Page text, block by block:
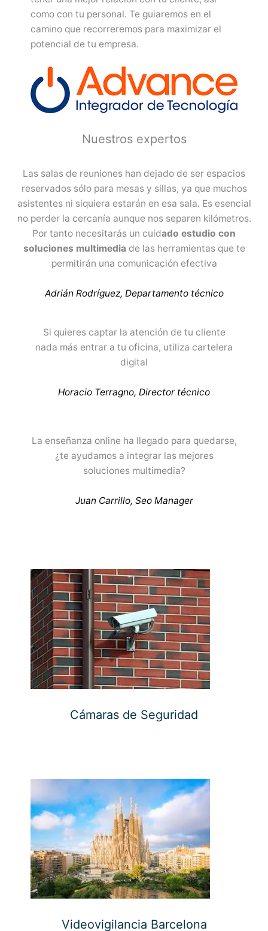
como con tu personal. Te guiaremos en el
camino que recorreremos para maximizar el
potencial de tu empresa.
Nuestros expertos
Las salas de reuniones han dejado de ser espacios
reservados sólo para mesas y sillas, ya que muchos
asistentes ni siquiera estarán en esa sala. Es esencial
no perder la cercanía aunque nos separen kilómetros.
Por tanto necesitarás un cuidado estudio con
soluciones multimedia de las herramientas que te
permitirán una comunicación efectiva
Adrián Rodríguez, Departamento técnico
Si quieres captar la atención de tu cliente
nada más entrar a tu oficina, utiliza cartelera
digital
Horacio Terragno, Director técnico
La enseñanza online ha llegado para quedarse,
¿te ayudamos a integrar las mejores
soluciones multimedia?
Juan Carrillo, Seo Manager
Cámaras de Seguridad
Videovigilancia Barcelona